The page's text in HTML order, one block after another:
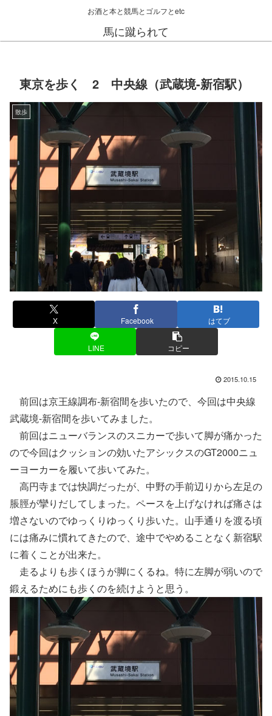
お酒と本と競馬とゴルフとetc
馬に蹴られて
東京を歩く 2 中央線（武蔵境-新宿駅）
散歩
X Facebook はてブ
LINE コピー
2015.10.15
前回は京王線調布-新宿間を歩いたので、今回は中央線
武蔵境-新宿間を歩いてみました。
前回はニューバランスのスニカーで歩いて脚が痛かった
ので今回はクッションの効いたアシックスのGT2000ニュ
ーヨーカーを履いて歩いてみた。
高円寺までは快調だったが、中野の手前辺りから左足の
脹脛が攣りだしてしまった。ペースを上げなければ痛さは
増さないのでゆっくりゆっくり歩いた。山手通りを渡る頃
には痛みに慣れてきたので、途中でやめることなく新宿駅
に着くことが出来た。
走るよりも歩くほうが脚にくるね。特に左脚が弱いので
鍛えるためにも歩くのを続けようと思う。